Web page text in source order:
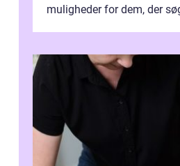
muligheder for dem, der